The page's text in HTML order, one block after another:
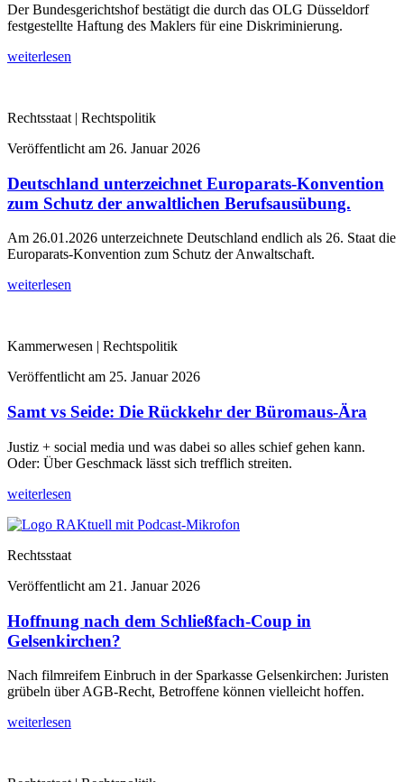
Der Bundesgerichtshof bestätigt die durch das OLG Düsseldorf
festgestellte Haftung des Maklers für eine Diskriminierung.
weiterlesen
Rechtsstaat | Rechtspolitik
Veröffentlicht am 26. Januar 2026
Deutschland unterzeichnet Europarats-Konvention
zum Schutz der anwaltlichen Berufsausübung.
Am 26.01.2026 unterzeichnete Deutschland endlich als 26. Staat die
Europarats-Konvention zum Schutz der Anwaltschaft.
weiterlesen
Kammerwesen | Rechtspolitik
Veröffentlicht am 25. Januar 2026
Samt vs Seide: Die Rückkehr der Büromaus-Ära
Justiz + social media und was dabei so alles schief gehen kann.
Oder: Über Geschmack lässt sich trefflich streiten.
weiterlesen
Rechtsstaat
Veröffentlicht am 21. Januar 2026
Hoffnung nach dem Schließfach-Coup in
Gelsenkirchen?
Nach filmreifem Einbruch in der Sparkasse Gelsenkirchen: Juristen
grübeln über AGB-Recht, Betroffene können vielleicht hoffen.
weiterlesen